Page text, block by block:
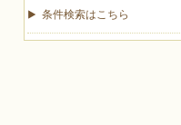
条件検索はこちら